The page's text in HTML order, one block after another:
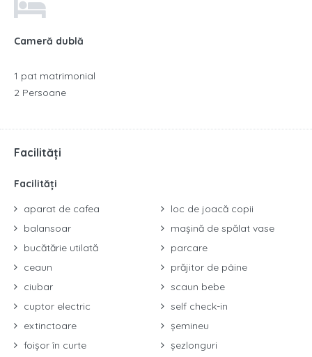
Cameră dublă
1 pat matrimonial
2 Persoane
Facilități
Facilități
aparat de cafea
balansoar
bucătărie utilată
ceaun
ciubar
cuptor electric
extinctoare
foișor în curte
loc de joacă copii
mașină de spălat vase
parcare
prăjitor de pâine
scaun bebe
self check-in
șemineu
șezlonguri